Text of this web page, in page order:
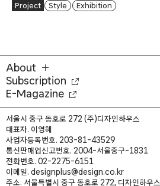
Project Style Exhibition
About
Subscription
E-Magazine
서울시 중구 동호로 272 (주)디자인하우스
대표자. 이영혜
사업자등록번호. 203-81-43529
통신판매업신고번호. 2004-서울중구-1831
전화번호. 02-2275-6151
이메일. designplus@design.co.kr
주소. 서울특별시 중구 동호로 272, 디자인하우스